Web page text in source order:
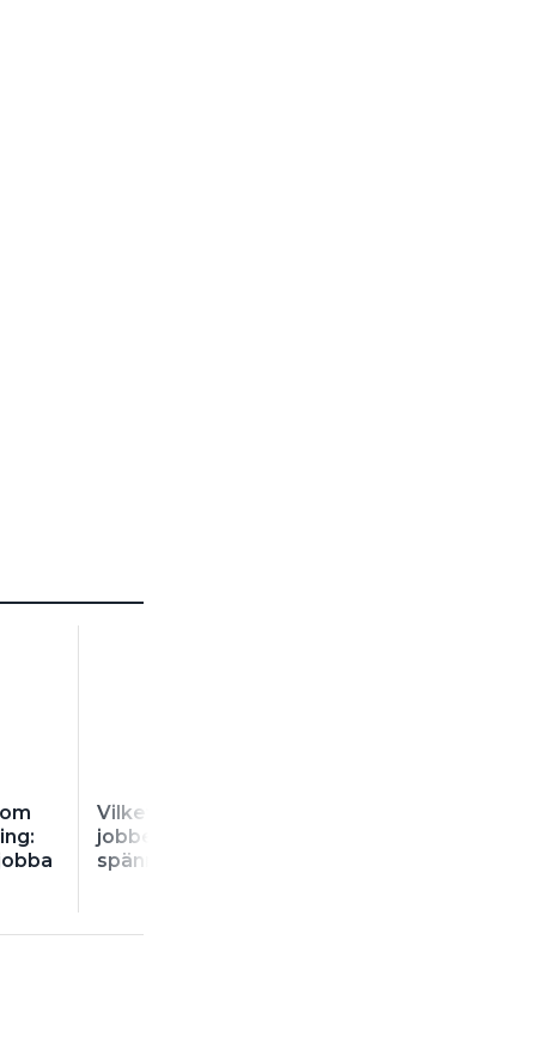
Vilket är det läskigaste
jobbet du gjort med
spänningen i gång?